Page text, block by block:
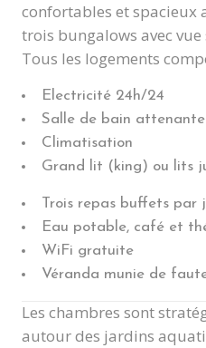
confortables et spacieux
trois bungalows avec vue
Tous les logements
Electricité 24h/24
Salle de bain
Climatisation
Grand lit (king) ou lits
Trois repas buffets par
Eau potable, café et
WiFi gratuite
Véranda munie de
Les chambres sont
autour des jardins